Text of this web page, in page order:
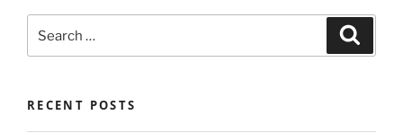
for:
RECENT POSTS